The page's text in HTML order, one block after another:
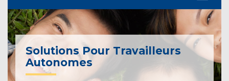
Solutions Pour Travailleurs
Autonomes